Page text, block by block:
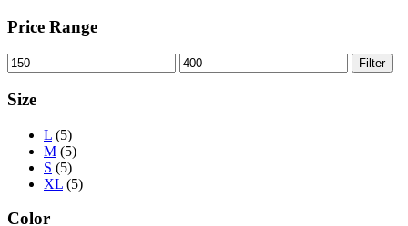
Price Range
Filter
Size
L (5)
M (5)
S (5)
XL (5)
Color